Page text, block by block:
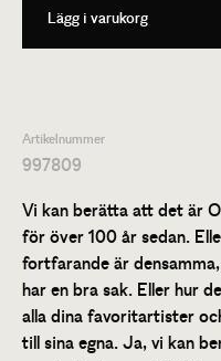
Lägg i varukorg
Artikelnummer
997809
Vi kan berätta att det är
för över 100 år sedan.
fortfarande är
har en bra sak. Eller hur
alla dina favoritartister
till sina egna. Ja, vi kan